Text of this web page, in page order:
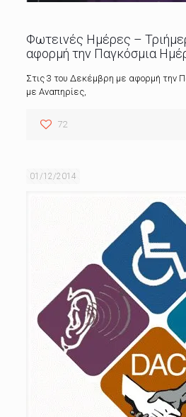
Φωτεινές Ημέρες –
αφορμή την Παγκόσμια
Στις 3 του Δεκέμβρη με αφορμή την
με Αναπηρίες,
72
01/12/2014